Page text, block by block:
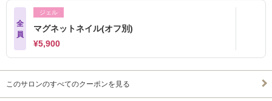
全
員
ジェル
マグネットネイル(オフ別)
¥5,900
このサロンのすべてのクーポンを見る